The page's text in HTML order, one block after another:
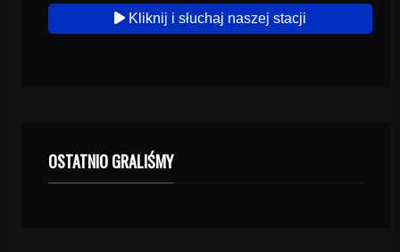
Kliknij i słuchaj naszej stacji
OSTATNIO GRALIŚMY